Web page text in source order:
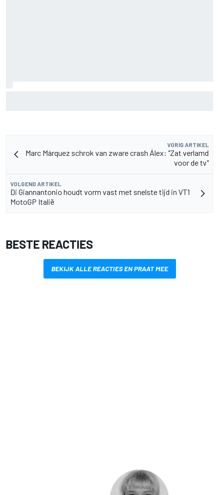
VORIG ARTIKEL
Marc Márquez schrok van zware crash Álex: "Zat verlamd
voor de tv"
VOLGEND ARTIKEL
Di Giannantonio houdt vorm vast met snelste tijd in VT1
MotoGP Italië
BESTE REACTIES
BEKIJK ALLE REACTIES EN PRAAT MEE